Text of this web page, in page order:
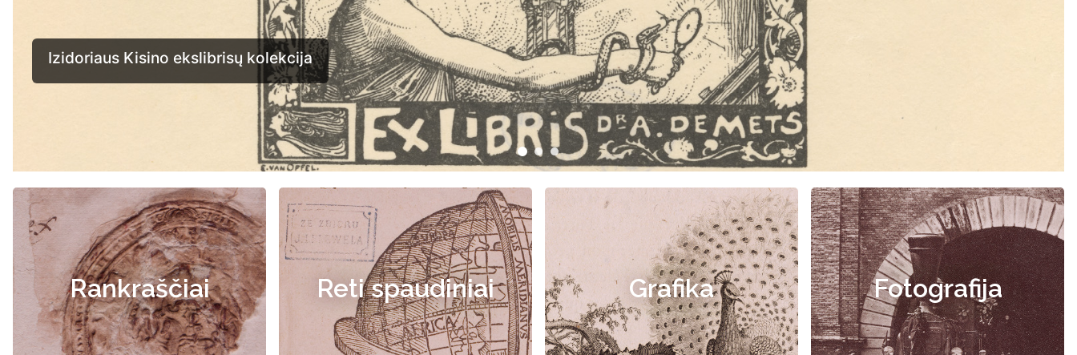
Rankraščiai Reti spaudiniai Grafika Fotografija